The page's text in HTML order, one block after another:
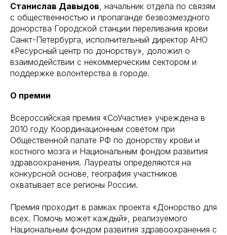
Станислав Давыдов , начальник отдела по связям
с общественностью и пропаганде безвозмездного
донорства Городской станции переливания крови
Санкт-Петербурга, исполнительный директор АНО
«Ресурсный центр по донорству», доложил о
взаимодействии с некоммерческим сектором и
поддержке волонтерства в городе.
О премии
Всероссийская премия «СоУчастие» учреждена в
2010 году Координационным советом при
Общественной палате РФ по донорству крови и
костного мозга и Национальным фондом развития
здравоохранения. Лауреаты определяются на
конкурсной основе, география участников
охватывает все регионы России.
Премия проходит в рамках проекта «Донорство для
всех. Помочь может каждый», реализуемого
Национальным фондом развития здравоохранения с